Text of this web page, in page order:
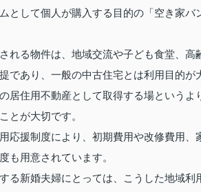
として個人が購入する目的の「空き家
れる物件は、地域交流や子ども食堂、
であり、一般の中古住宅とは利用目的が
居住用不動産として取得する場という
とが大切です。
応援制度により、初期費用や改修費用
も用意されています。
る新婚夫婦にとっては、こうした地域